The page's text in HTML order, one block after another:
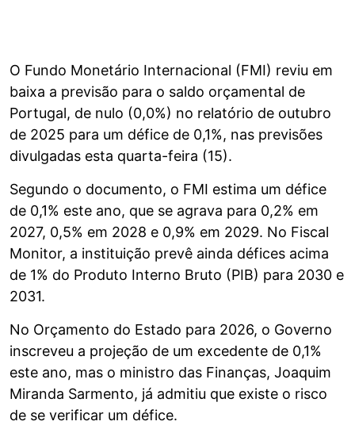
O Fundo Monetário Internacional (FMI) reviu em
baixa a previsão para o saldo orçamental de
Portugal, de nulo (0,0%) no relatório de outubro
de 2025 para um défice de 0,1%, nas previsões
divulgadas esta quarta-feira (15).
Segundo o documento, o FMI estima um défice
de 0,1% este ano, que se agrava para 0,2% em
2027, 0,5% em 2028 e 0,9% em 2029. No Fiscal
Monitor, a instituição prevê ainda défices acima
de 1% do Produto Interno Bruto (PIB) para 2030 e
2031.
No Orçamento do Estado para 2026, o Governo
inscreveu a projeção de um excedente de 0,1%
este ano, mas o ministro das Finanças, Joaquim
Miranda Sarmento, já admitiu que existe o risco
de se verificar um défice.